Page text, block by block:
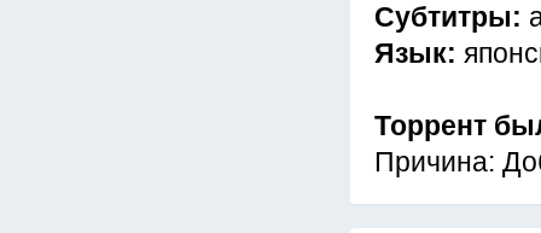
Субтитры:
Язык:
Торрент
Причина: